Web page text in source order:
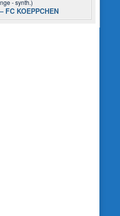
- synth.)
FC KOEPPCHEN